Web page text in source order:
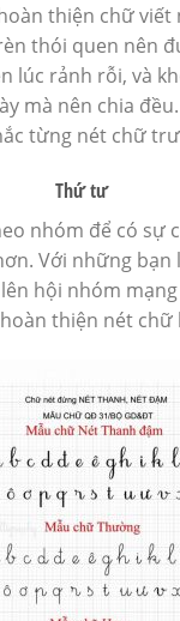
thiện chữ viết
thói quen nên
lúc rảnh rỗi, và
mà nên chia
từng nét chữ
Thứ tư
nhóm để có sự
Với những bạn
hội nhóm
thiện nét chữ